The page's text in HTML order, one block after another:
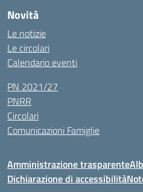
Novità
Le notizie
Le circolari
Calendario eventi
PN 2021/27
PNRR
Circolari
Comunicazioni Famiglie
Amministrazione trasparente
Dichiarazione di accessibilità